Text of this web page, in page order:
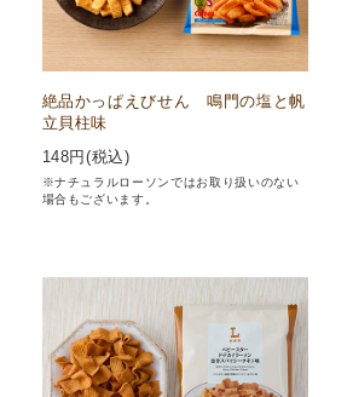
絶品かっぱえびせん 鳴門の塩と帆
立貝柱味
148円(税込)
※ナチュラルローソンではお取り扱いのない
場合もございます。